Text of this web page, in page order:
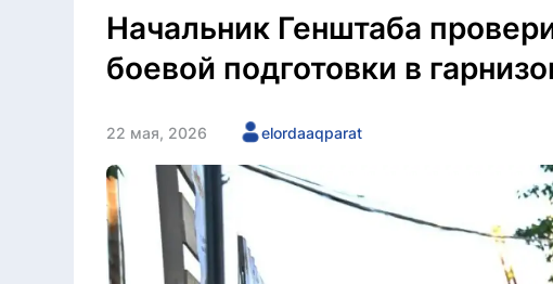
Начальник Генштаба
боевой подготовки в
22 мая, 2026 elordaaqparat